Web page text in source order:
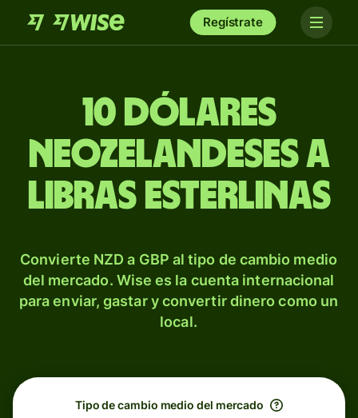
Regístrate
10 dólares
neozelandeses a
libras esterlinas
Convierte NZD a GBP al tipo de cambio medio
del mercado. Wise es la cuenta internacional
para enviar, gastar y convertir dinero como un
local.
Tipo de cambio medio del mercado